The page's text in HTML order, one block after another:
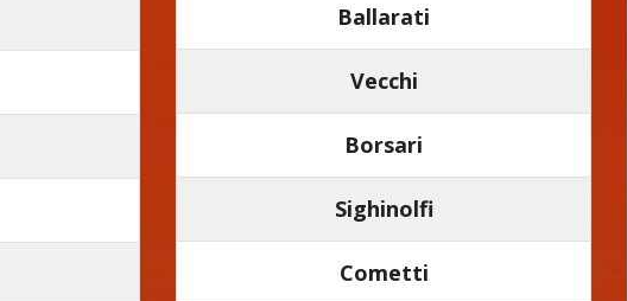
Ballarati
Vecchi
Borsari
Sighinolfi
Cometti